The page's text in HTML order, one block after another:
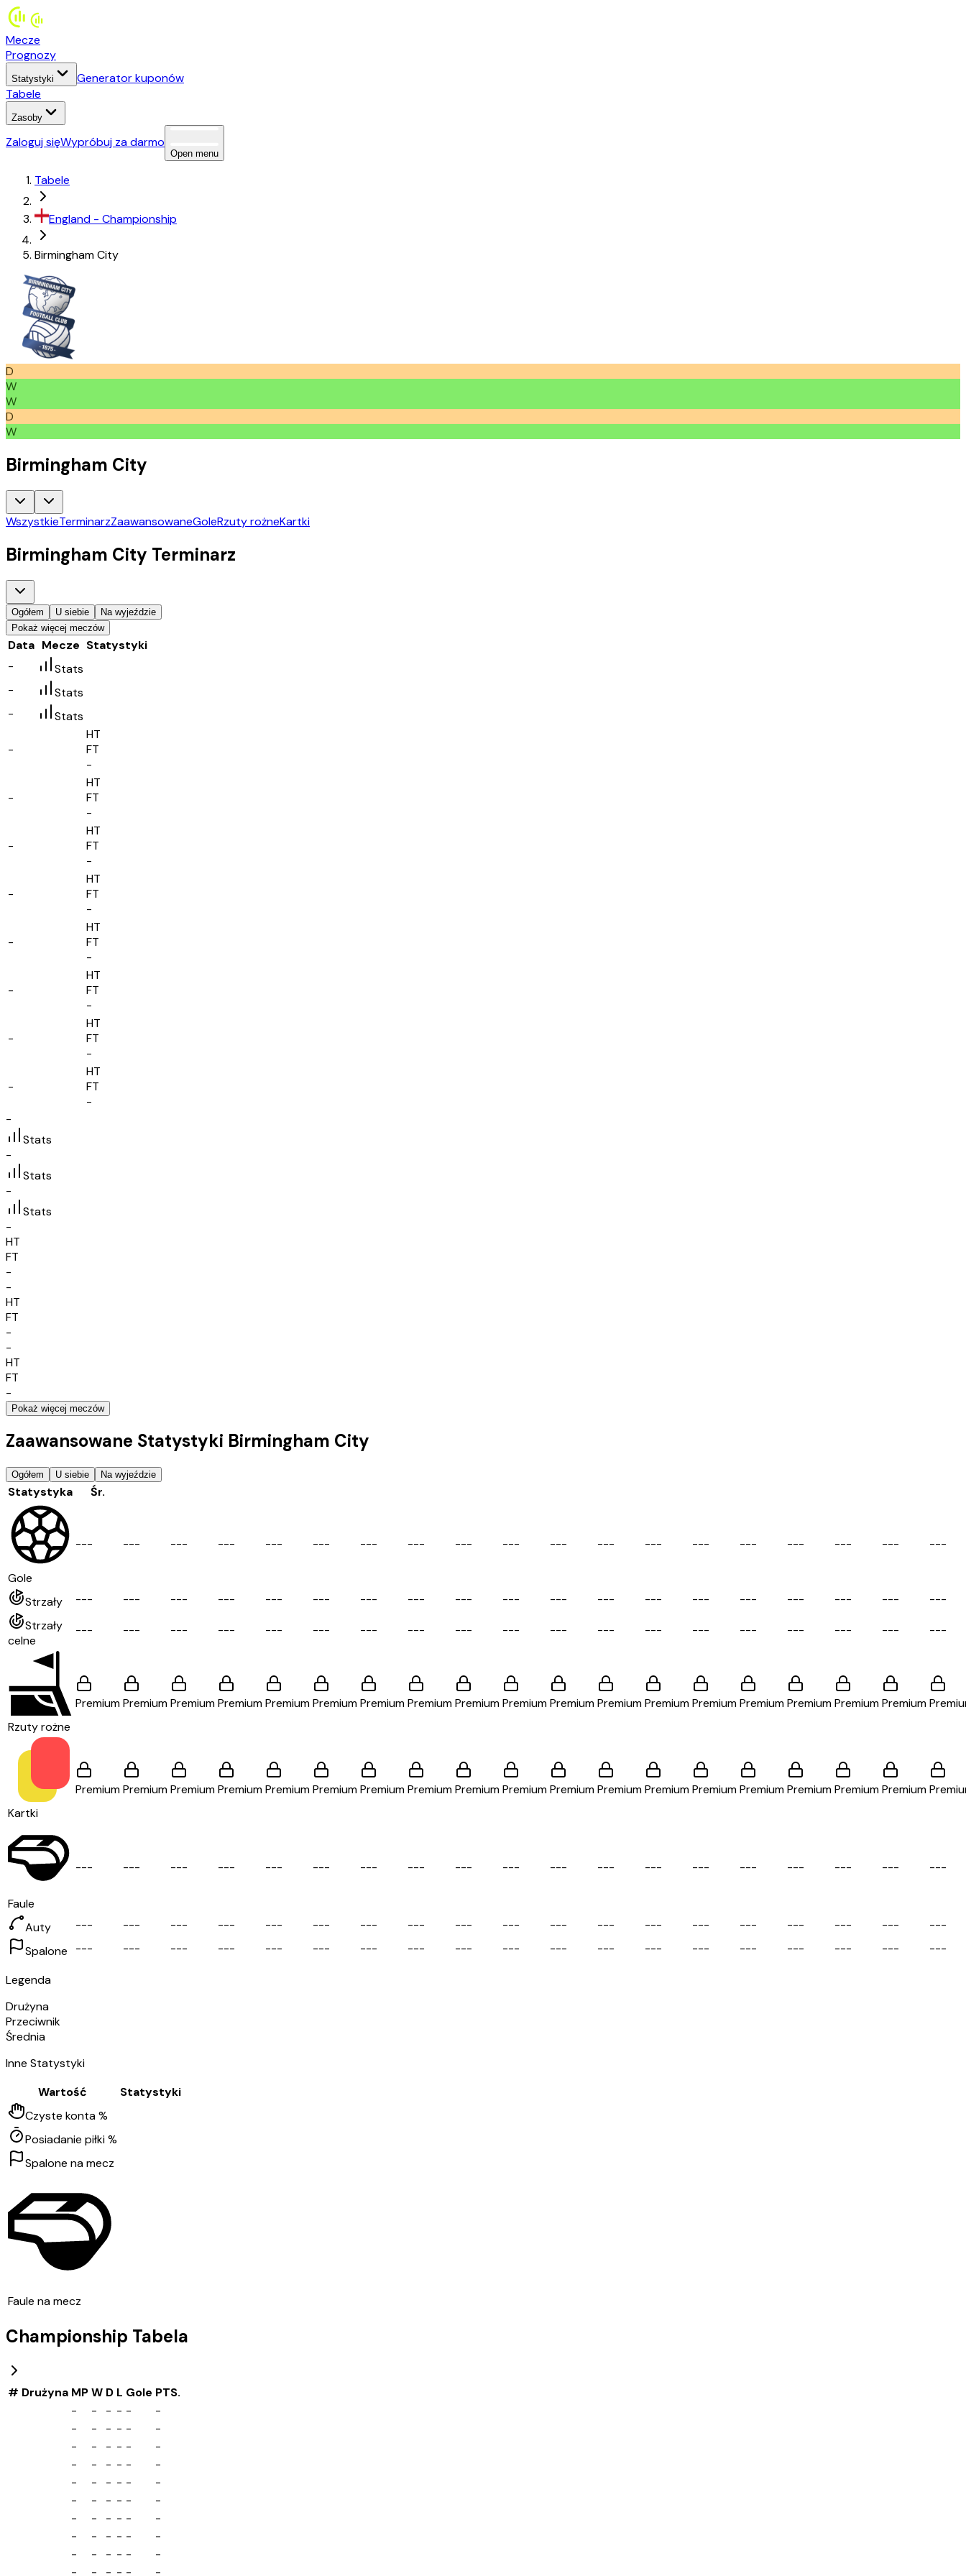
Mecze
Prognozy
Statystyki
Generator kuponów
Tabele
Zasoby
Zaloguj sięWypróbuj za darmo
Open menu
Tabele
England - Championship
Birmingham City
D
W
W
D
W
Birmingham City
WszystkieTerminarzZaawansowaneGoleRzuty rożneKartki
Birmingham City Terminarz
Ogółem U siebie
Na wyjeździe
Pokaż więcej meczów
Data Mecze Statystyki
-
Stats
-
Stats
-
Stats
-
HT
FT
-
-
HT
FT
-
-
HT
FT
-
-
HT
FT
-
-
HT
FT
-
-
HT
FT
-
-
HT
FT
-
-
HT
FT
-
-
Stats
-
Stats
-
Stats
-
HT
FT
-
-
HT
FT
-
-
HT
FT
-
Pokaż więcej meczów
Zaawansowane Statystyki Birmingham City
Ogółem U siebie Na wyjeździe
Statystyka Śr.
Gole
--- --- --- --- --- --- --- --- --- --- --- --- --- --- --- --- --- --- ---
Strzały --- --- --- --- --- --- --- --- --- --- --- --- --- --- --- --- --- --- ---
Strzały
celne
--- --- --- --- --- --- --- --- --- --- --- --- --- --- --- --- --- --- ---
Rzuty rożne
PremiumPremiumPremiumPremiumPremiumPremiumPremiumPremiumPremiumPremiumPremiumPremiumPremiumPremiumPremiumPremiumPremiumPremium
Kartki
PremiumPremiumPremiumPremiumPremiumPremiumPremiumPremiumPremiumPremiumPremiumPremiumPremiumPremiumPremiumPremiumPremiumPremium
Faule
--- --- --- --- --- --- --- --- --- --- --- --- --- --- --- --- --- --- ---
Auty --- --- --- --- --- --- --- --- --- --- --- --- --- --- --- --- --- --- ---
Spalone
--- --- --- --- --- --- --- --- --- --- --- --- --- --- --- --- --- --- ---
Legenda
Drużyna
Przeciwnik
Średnia
Inne Statystyki
Wartość
Statystyki
Czyste konta %
Posiadanie piłki %
Spalone na mecz
Faule na mecz
Championship Tabela
# Drużyna MPW D L Gole PTS.
-
- - - -
-
-
- - - -
-
-
- - - -
-
-
- - - -
-
-
- - - -
-
-
- - - -
-
-
- - - -
-
-
- - - -
-
-
- - - -
-
-
- - - - -